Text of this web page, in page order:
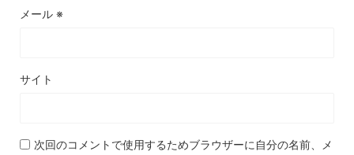
メール ※
サイト
次回のコメントで使用するためブラウザーに自分の名前、メ